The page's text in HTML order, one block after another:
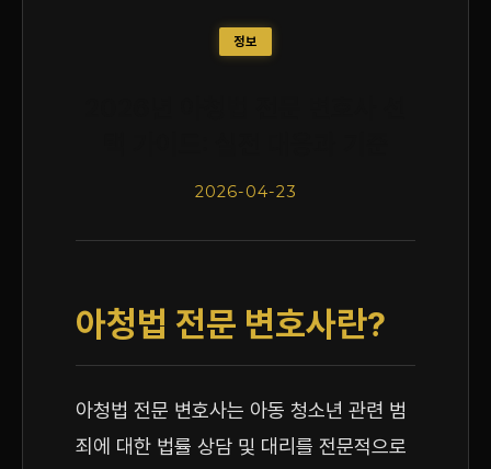
정보
2026-04-23
아청법 전문 변호사란?
아청법 전문 변호사는 아동 청소년 관련 범
죄에 대한 법률 상담 및 대리를 전문적으로